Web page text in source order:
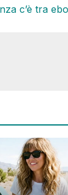
c’è tra